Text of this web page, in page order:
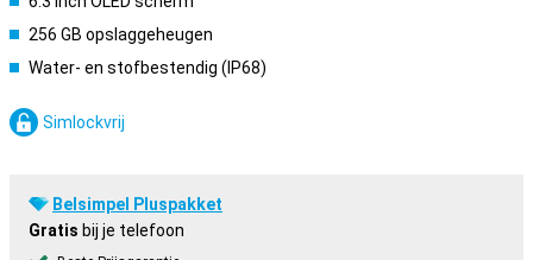
256 GB opslaggeheugen
Water- en stofbestendig (IP68)
Simlockvrij
Belsimpel Pluspakket
Gratis bij je telefoon